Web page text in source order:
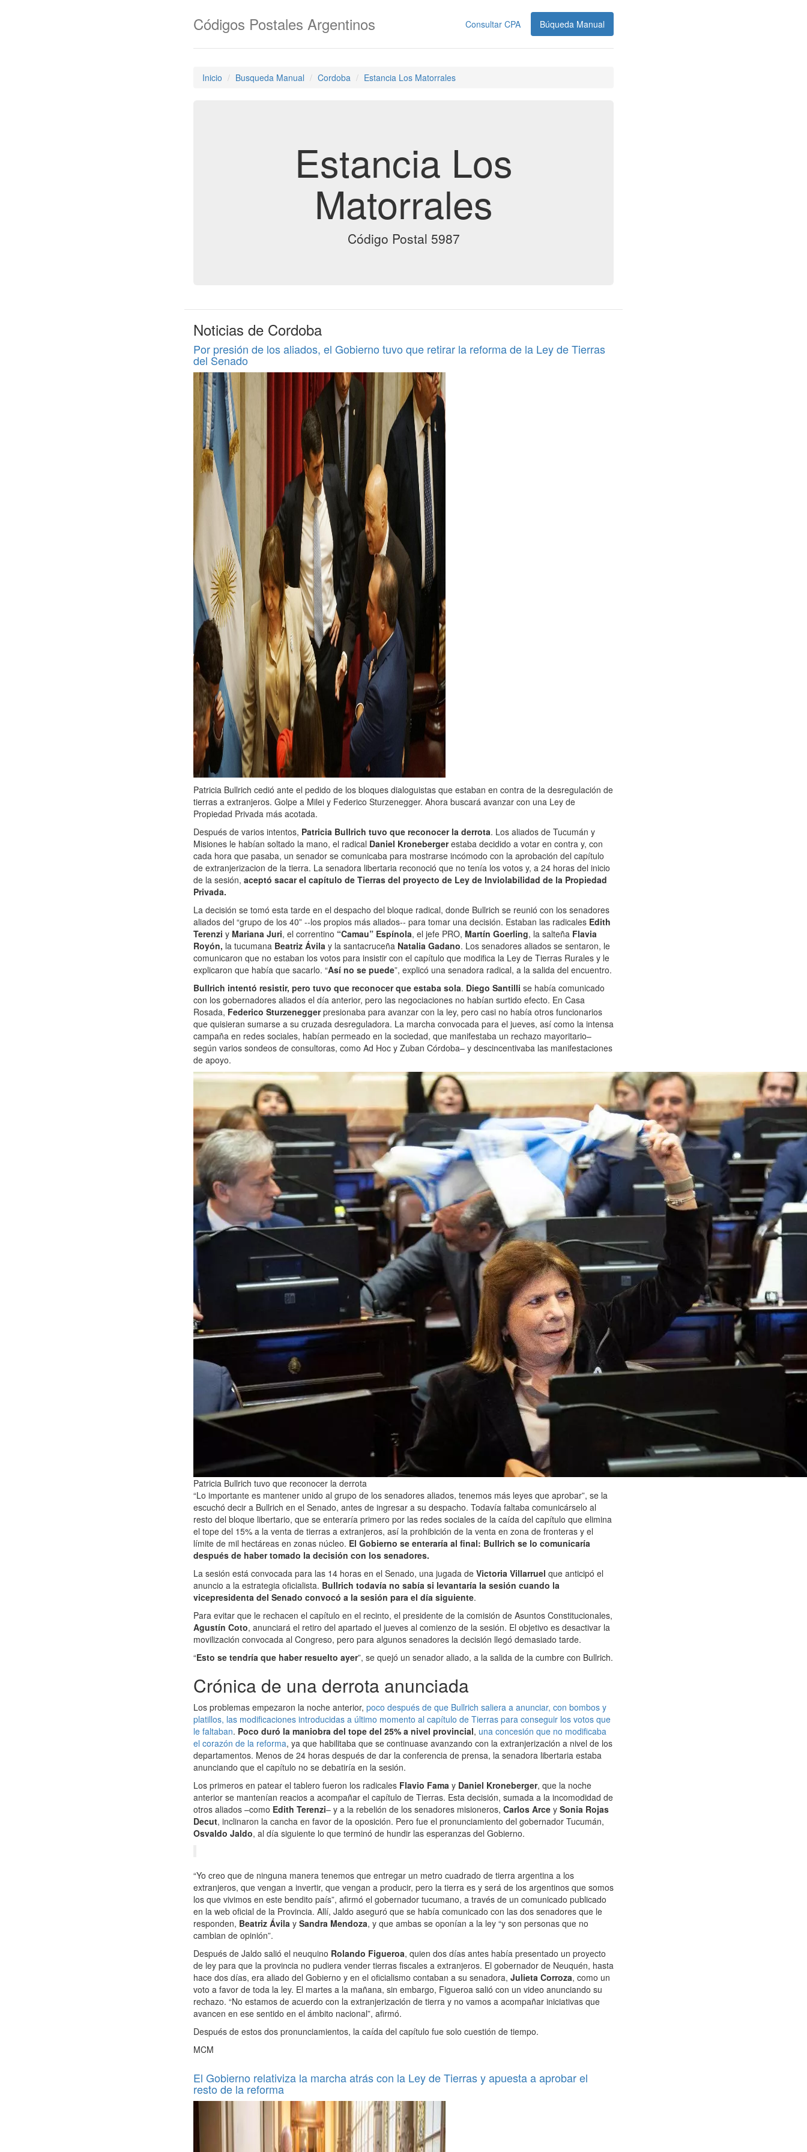
Consultar CPA Búqueda Manual
Códigos Postales Argentinos
Inicio Busqueda Manual Cordoba Estancia Los Matorrales
Estancia Los
Matorrales
Código Postal 5987
Noticias de Cordoba
Por presión de los aliados, el Gobierno tuvo que retirar la reforma de la Ley de Tierras
del Senado
Patricia Bullrich cedió ante el pedido de los bloques dialoguistas que estaban en contra de la desregulación de
tierras a extranjeros. Golpe a Milei y Federico Sturzenegger. Ahora buscará avanzar con una Ley de
Propiedad Privada más acotada.
Después de varios intentos, Patricia Bullrich tuvo que reconocer la derrota. Los aliados de Tucumán y
Misiones le habían soltado la mano, el radical Daniel Kronebergerestaba decidido a votar en contra y, con
cada hora que pasaba, un senador se comunicaba para mostrarse incómodo con la aprobación del capítulo
de extranjerizacion de la tierra. La senadora libertaria reconoció que no tenía los votos y, a 24 horas del inicio
de la sesión, aceptó sacar el capítulo de Tierras del proyecto de Ley de Inviolabilidad de la Propiedad
Privada.
La decisión se tomó esta tarde en el despacho del bloque radical, donde Bullrich se reunió con los senadores
aliados del “grupo de los 40” --los propios más aliados-- para tomar una decisión. Estaban las radicales Edith
Terenzi y Mariana Juri, el correntino “Camau” Espínola, el jefe PRO, Martín Goerling, la salteña Flavia
Royón, la tucumana Beatriz Ávila y la santacruceña Natalia Gadano. Los senadores aliados se sentaron, le
comunicaron que no estaban los votos para insistir con el capítulo que modifica la Ley de Tierras Rurales y le
explicaron que había que sacarlo. “Así no se puede”, explicó una senadora radical, a la salida del encuentro.
Bullrich intentó resistir, pero tuvo que reconocer que estaba sola. Diego Santilli se había comunicado
con los gobernadores aliados el día anterior, pero las negociaciones no habían surtido efecto. En Casa
Rosada, Federico Sturzeneggerpresionaba para avanzar con la ley, pero casi no había otros funcionarios
que quisieran sumarse a su cruzada desreguladora. La marcha convocada para el jueves, así como la intensa
campaña en redes sociales, habían permeado en la sociedad, que manifestaba un rechazo mayoritario–
según varios sondeos de consultoras, como Ad Hoc y Zuban Córdoba– y descincentivaba las manifestaciones
de apoyo.
Patricia Bullrich tuvo que reconocer la derrota
“Lo importante es mantener unido al grupo de los senadores aliados, tenemos más leyes que aprobar”, se la
escuchó decir a Bullrich en el Senado, antes de ingresar a su despacho. Todavía faltaba comunicárselo al
resto del bloque libertario, que se enteraría primero por las redes sociales de la caída del capítulo que elimina
el tope del 15% a la venta de tierras a extranjeros, así la prohibición de la venta en zona de fronteras y el
límite de mil hectáreas en zonas núcleo. El Gobierno se enteraría al final: Bullrich se lo comunicaría
después de haber tomado la decisión con los senadores.
La sesión está convocada para las 14 horas en el Senado, una jugada de Victoria Villarruel que anticipó el
anuncio a la estrategia oficialista. Bullrich todavía no sabía si levantaría la sesión cuando la
vicepresidenta del Senado convocó a la sesión para el día siguiente.
Para evitar que le rechacen el capítulo en el recinto, el presidente de la comisión de Asuntos Constitucionales,
Agustín Coto, anunciará el retiro del apartado el jueves al comienzo de la sesión. El objetivo es desactivar la
movilización convocada al Congreso, pero para algunos senadores la decisión llegó demasiado tarde.
“Esto se tendría que haber resuelto ayer”, se quejó un senador aliado, a la salida de la cumbre con Bullrich.
Crónica de una derrota anunciada
Los problemas empezaron la noche anterior, poco después de que Bullrich saliera a anunciar, con bombos y
platillos, las modificaciones introducidas a último momento al capítulo de Tierras para conseguir los votos que
le faltaban. Poco duró la maniobra del tope del 25% a nivel provincial, una concesión que no modificaba
el corazón de la reforma, ya que habilitaba que se continuase avanzando con la extranjerización a nivel de los
departamentos. Menos de 24 horas después de dar la conferencia de prensa, la senadora libertaria estaba
anunciando que el capítulo no se debatiría en la sesión.
Los primeros en patear el tablero fueron los radicales Flavio Fama y Daniel Kroneberger, que la noche
anterior se mantenían reacios a acompañar el capítulo de Tierras. Esta decisión, sumada a la incomodidad de
otros aliados –como Edith Terenzi– y a la rebelión de los senadores misioneros, Carlos Arce y Sonia Rojas
Decut, inclinaron la cancha en favor de la oposición. Pero fue el pronunciamiento del gobernador Tucumán,
Osvaldo Jaldo, al día siguiente lo que terminó de hundir las esperanzas del Gobierno.
“Yo creo que de ninguna manera tenemos que entregar un metro cuadrado de tierra argentina a los
extranjeros, que vengan a invertir, que vengan a producir, pero la tierra es y será de los argentinos que somos
los que vivimos en este bendito país”, afirmó el gobernador tucumano, a través de un comunicado publicado
en la web oficial de la Provincia. Allí, Jaldo aseguró que se había comunicado con las dos senadores que le
responden, Beatriz Ávila y Sandra Mendoza, y que ambas se oponían a la ley “y son personas que no
cambian de opinión”.
Después de Jaldo salió el neuquino Rolando Figueroa, quien dos días antes había presentado un proyecto
de ley para que la provincia no pudiera vender tierras fiscales a extranjeros. El gobernador de Neuquén, hasta
hace dos días, era aliado del Gobierno y en el oficialismo contaban a su senadora, Julieta Corroza, como un
voto a favor de toda la ley. El martes a la mañana, sin embargo, Figueroa salió con un video anunciando su
rechazo. “No estamos de acuerdo con la extranjerización de tierra y no vamos a acompañar iniciativas que
avancen en ese sentido en el ámbito nacional”, afirmó.
Después de estos dos pronunciamientos, la caída del capítulo fue solo cuestión de tiempo.
MCM
El Gobierno relativiza la marcha atrás con la Ley de Tierras y apuesta a aprobar el
resto de la reforma